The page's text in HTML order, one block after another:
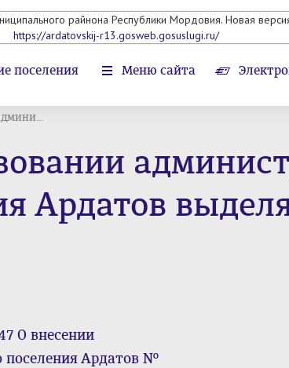
райнона Республики Мордовия. Новая
https://ardatovskij-r13.gosweb.gosuslugi.ru/
поселения Меню сайта
Ардатов
О внесении
поселения Ардатов №